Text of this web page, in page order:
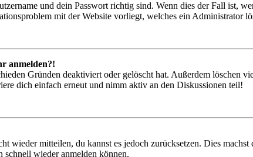
und dein Passwort richtig sind. Wenn dies der Fall ist,
mit der Website vorliegt, welches ein Administrator
anmelden?!
Gründen deaktiviert oder gelöscht hat. Außerdem löschen
dich einfach erneut und nimm aktiv an den Diskussionen teil!
wieder mitteilen, du kannst es jedoch zurücksetzen. Dies
schnell wieder anmelden können.